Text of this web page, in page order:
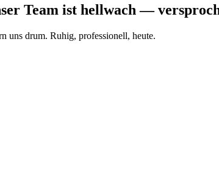
Team ist hellwach —
uns drum. Ruhig, professionell, heute.